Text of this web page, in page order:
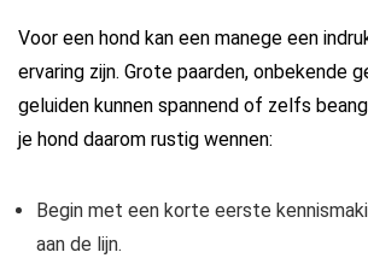
Voor een hond kan een manege een
ervaring zijn. Grote paarden, onbekende
geluiden kunnen spannend of zelfs
je hond daarom rustig wennen:
Begin met een korte eerste
aan de lijn.